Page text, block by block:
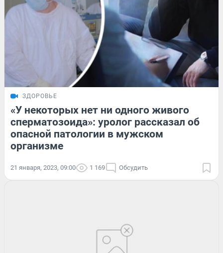
ЗДОРОВЬЕ
«У некоторых нет ни одного живого
сперматозоида»: уролог рассказал об
опасной патологии в мужском
организме
21 января, 2023, 09:00 1 169 Обсудить